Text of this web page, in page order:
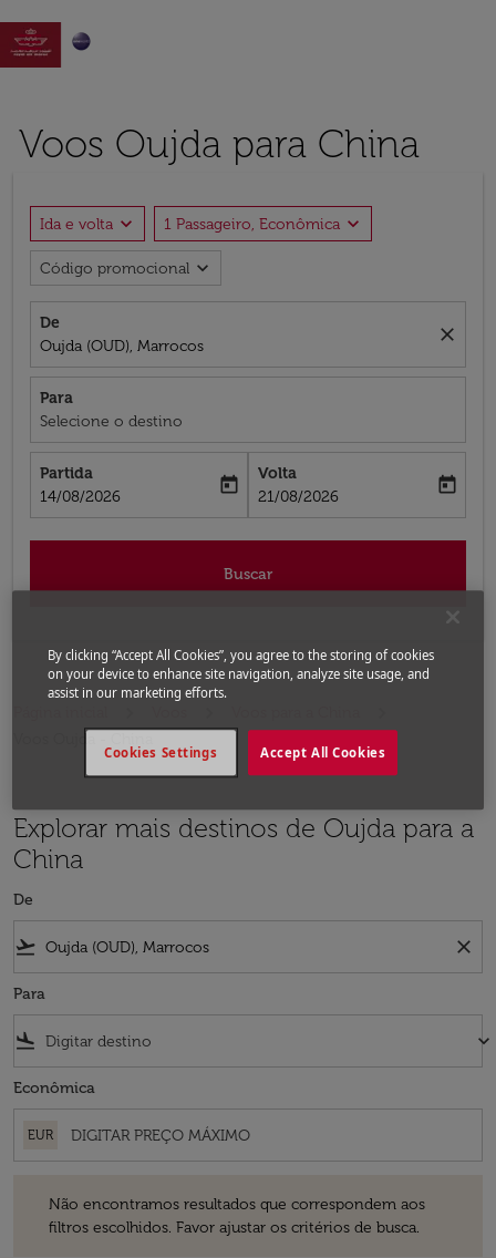

Voos Oujda para China
Ida e volta expand_more 1 Passageiro, Econômica expand_more
Código promocional expand_more
De
Oujda (OUD), Marrocos
close
Para
Selecione o destino
Partida
fc-booking-departure-date-aria-label
14/08/2026
today
Volta
fc-booking-return-date-aria-label
21/08/2026
today
Buscar
Explorar mais destinos de Oujda para a
China
De
flight_takeoff close
Para
flight_land keyboard_arrow_down
Econômica
EUR
Não encontramos resultados que correspondem aos
filtros escolhidos. Favor ajustar os critérios de busca.
By clicking “Accept All Cookies”, you agree to the storing of cookies
on your device to enhance site navigation, analyze site usage, and
assist in our marketing efforts.
Accept All Cookies
Cookies Settings